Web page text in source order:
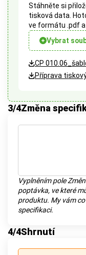
Stáhněte si
tisková data.
ve formátu .pdf
Vybrat
CP
Příprava
3/4Změna
Vyplněním pole
poptávka, ve které
produktu. My vám
specifikaci.
4/4Shrnutí